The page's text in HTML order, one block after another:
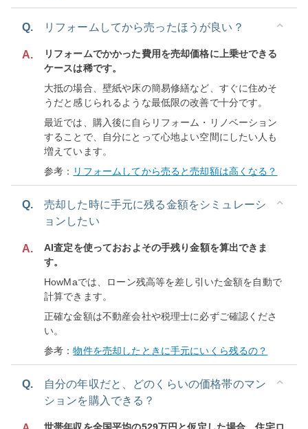
Q. リフォームしてから売ったほうが良い？
A.
リフォームでかかった費用を売却価格に上乗せできる
ケースは稀です。
大抵の場合、壁紙や床の簡易修繕など、すぐに住めそ
うだと感じられるような最低限の改善で十分です。
最近では、購入後に自らリフォーム・リノベーション
することで、自分にとって心地よい空間にしたい人も
増えています。
参考： リフォームしてから売ると売却額は高くなる？
Q.
売却した時に手元に残る金額をシミュレーシ
ョンしたい
A.
AI査定を使っておおよその手残り金額を算出できま
す。
HowMaでは、ローン残高等を差し引いた金額を自動で
計算できます。
正確な金額は不動産会社や税理士に必ずご確認くださ
い。
参考：物件を売却したときに手元にいくら残るの？
Q.
自分の年収だと、どのくらいの価格帯のマン
ションを購入できる？